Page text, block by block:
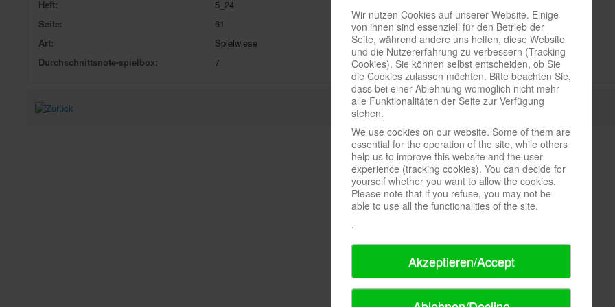
Heft:
5_24
Seite:
61
Art:
Spielwiese
Durchschnittsnote-spielbox:
7
Wir nutzen Cookies auf unserer Website. Einige
von ihnen sind essenziell für den Betrieb der
Seite, während andere uns helfen, diese Website
und die Nutzererfahrung zu verbessern (Tracking
Cookies). Sie können selbst entscheiden, ob Sie
die Cookies zulassen möchten. Bitte beachten Sie,
dass bei einer Ablehnung womöglich nicht mehr
alle Funktionalitäten der Seite zur Verfügung
stehen.
We use cookies on our website. Some of them are
essential for the operation of the site, while others
help us to improve this website and the user
experience (tracking cookies). You can decide for
yourself whether you want to allow the cookies.
Please note that if you refuse, you may not be
able to use all the functionalities of the site.
.
Akzeptieren/Accept